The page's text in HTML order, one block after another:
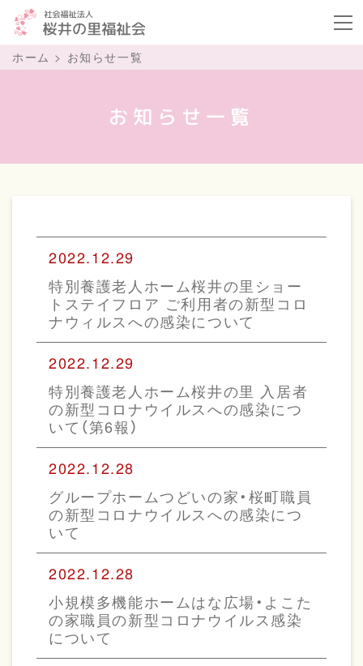
ボ
ホーム > お知らせ一覧
お知らせ一覧
2022.12.29
特別養護老人ホーム桜井の里ショー
トステイフロア ご利用者の新型コロ
ナウィルスへの感染について
2022.12.29
特別養護老人ホーム桜井の里 入居者
の新型コロナウイルスへの感染につ
いて（第6報）
2022.12.28
グループホームつどいの家・桜町職員
の新型コロナウイルスへの感染につ
いて
2022.12.28
小規模多機能ホームはな広場・よこた
の家職員の新型コロナウイルス感染
について